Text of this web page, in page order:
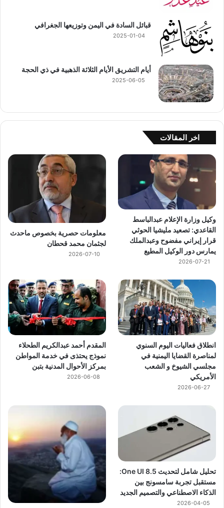
قبائل السادة في اليمن وتوزيعها الجغرافي
2025-01-04
أيام التشريق الأيام الثلاثة الذهبية في ذي الحجة
2025-06-05
اخر المقالات
وكيل وزارة الإعلام عبدالباسط
القاعدي: تصعيد مليشيا الحوثي
قرار إيراني مفضوح وعبدالملك
يمارس دور الوكيل المطيع
2026-07-21
معلومات حصرية بخصوص ماحدث
لجثمان محمد قحطان
2026-07-10
انطلاق فعاليات اليوم السنوي
لمناصرة القضايا اليمنية في
مجلسي الشيوخ و الشعب
الأمريكي
2026-06-27
المقدم أحمد عبدالكريم الطحلاء
نموذج يحتذى في خدمة المواطن
بمركز الأحوال المدنية بتبن
2026-06-08
تحليل شامل لتحديث One UI 8.5:
مستقبل تجربة سامسونج بين
الذكاء الاصطناعي والتصميم الجديد
2026-04-05